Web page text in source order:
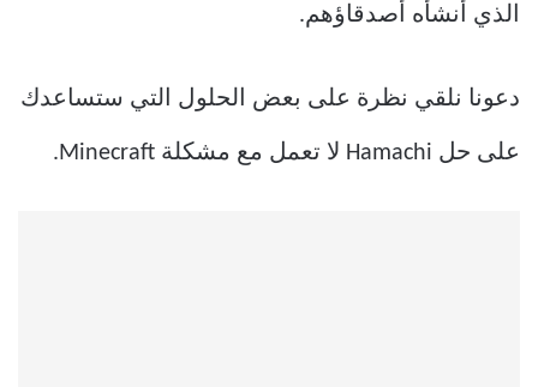
الذي أنشأه أصدقاؤهم.
دعونا نلقي نظرة على بعض الحلول التي ستساعدك
على حل Hamachi لا تعمل مع مشكلة Minecraft.